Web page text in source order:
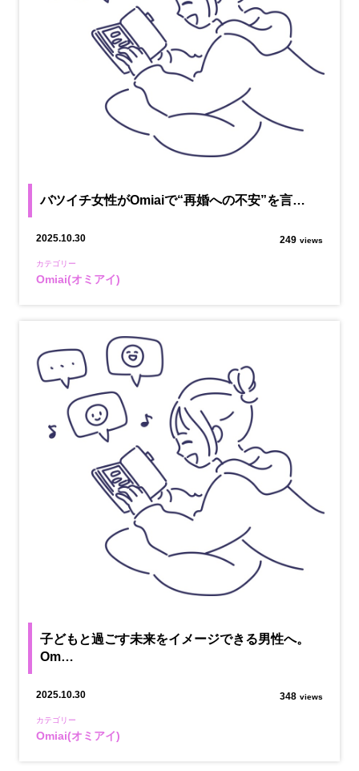
バツイチ女性がOmiaiで“再婚への不安”を言…
2025.10.30 249 views
カテゴリー
Omiai(オミアイ)
子どもと過ごす未来をイメージできる男性へ。
Om…
2025.10.30 348 views
カテゴリー
Omiai(オミアイ)